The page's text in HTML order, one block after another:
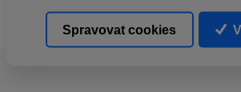
Spravovat cookies